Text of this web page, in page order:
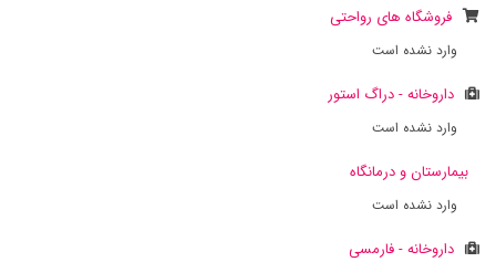
فروشگاه های رواحتی
وارد نشده است
داروخانه - دراگ استور
وارد نشده است
بیمارستان و درمانگاه
وارد نشده است
داروخانه - فارمسی